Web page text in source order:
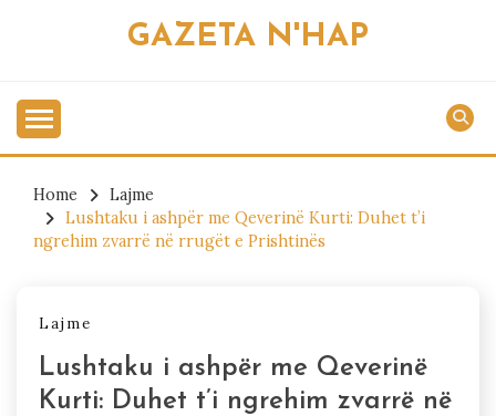
GAZETA N'HAP
Home
Lajme
Lushtaku i ashpër me Qeverinë Kurti: Duhet t’i
ngrehim zvarrë në rrugët e Prishtinës
Lajme
Lushtaku i ashpër me Qeverinë
Kurti: Duhet t’i ngrehim zvarrë në